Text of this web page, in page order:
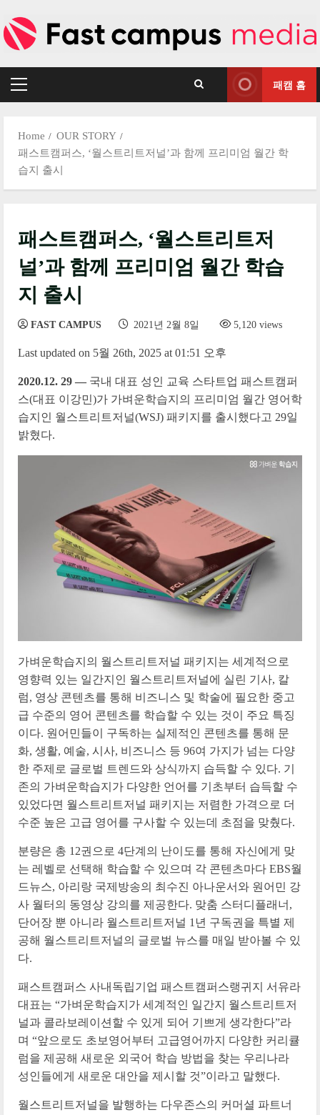
to
content
Primary
패캠 홈
Home
OUR STORY
패스트캠퍼스, ‘월스트리트저널’과 함께 프리미엄 월간 학
습지 출시
패스트캠퍼스, ‘월스트리트저
널’과 함께 프리미엄 월간 학습
지 출시
FAST CAMPUS 2021년 2월 8일 5,120 views
Last updated on 5월 26th, 2025 at 01:51 오후
2020.12. 29 — 국내 대표 성인 교육 스타트업 패스트캠퍼
스(대표 이강민)가 가벼운학습지의 프리미엄 월간 영어학
습지인 월스트리트저널(WSJ) 패키지를 출시했다고 29일
밝혔다.
가벼운학습지의 월스트리트저널 패키지는 세계적으로
영향력 있는 일간지인 월스트리트저널에 실린 기사, 칼
럼, 영상 콘텐츠를 통해 비즈니스 및 학술에 필요한 중고
급 수준의 영어 콘텐츠를 학습할 수 있는 것이 주요 특징
이다. 원어민들이 구독하는 실제적인 콘텐츠를 통해 문
화, 생활, 예술, 시사, 비즈니스 등 96여 가지가 넘는 다양
한 주제로 글로벌 트렌드와 상식까지 습득할 수 있다. 기
존의 가벼운학습지가 다양한 언어를 기초부터 습득할 수
있었다면 월스트리트저널 패키지는 저렴한 가격으로 더
수준 높은 고급 영어를 구사할 수 있는데 초점을 맞췄다.
분량은 총 12권으로 4단계의 난이도를 통해 자신에게 맞
는 레벨로 선택해 학습할 수 있으며 각 콘텐츠마다 EBS월
드뉴스, 아리랑 국제방송의 최수진 아나운서와 원어민 강
사 월터의 동영상 강의를 제공한다. 맞춤 스터디플래너,
단어장 뿐 아니라 월스트리트저널 1년 구독권을 특별 제
공해 월스트리트저널의 글로벌 뉴스를 매일 받아볼 수 있
다.
패스트캠퍼스 사내독립기업 패스트캠퍼스랭귀지 서유라
대표는 “가벼운학습지가 세계적인 일간지 월스트리트저
널과 콜라보레이션할 수 있게 되어 기쁘게 생각한다”라
며 “앞으로도 초보영어부터 고급영어까지 다양한 커리큘
럼을 제공해 새로운 외국어 학습 방법을 찾는 우리나라
성인들에게 새로운 대안을 제시할 것”이라고 말했다.
월스트리트저널을 발행하는 다우존스의 커머셜 파트너